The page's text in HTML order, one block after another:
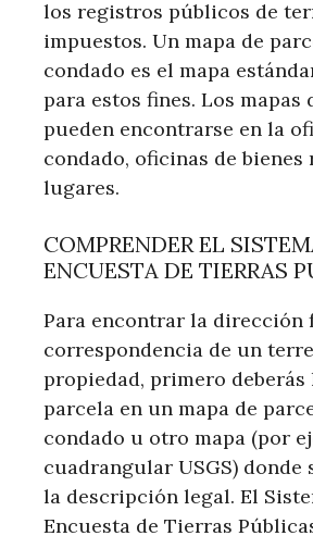
los registros públicos de
impuestos. Un mapa de
condado es el mapa
para estos fines. Los mapas
pueden encontrarse en la
condado, oficinas de bienes
lugares.
COMPRENDER EL
ENCUESTA DE TIERRAS
Para encontrar la dirección
correspondencia de un
propiedad, primero
parcela en un mapa de
condado u otro mapa (por
cuadrangular USGS) donde
la descripción legal. El
Encuesta de Tierras